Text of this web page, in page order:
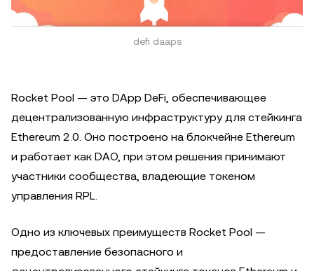
defi daaps
Rocket Pool — это DApp DeFi, обеспечивающее
децентрализованную инфраструктуру для стейкинга
Ethereum 2.0. Оно построено на блокчейне Ethereum
и работает как DAO, при этом решения принимают
участники сообщества, владеющие токеном
управления RPL.
Одно из ключевых преимуществ Rocket Pool —
предоставление безопасного и